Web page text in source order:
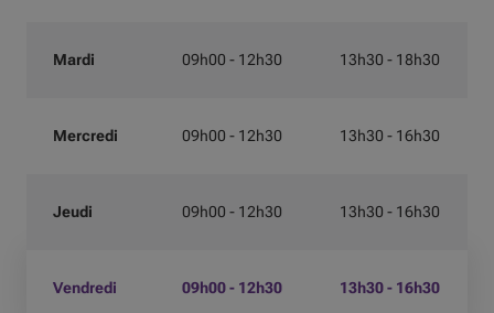
Mardi 09h00 - 12h30 13h30 - 18h30
Mercredi 09h00 - 12h30 13h30 - 16h30
Jeudi 09h00 - 12h30 13h30 - 16h30
Vendredi 09h00 - 12h30 13h30 - 16h30